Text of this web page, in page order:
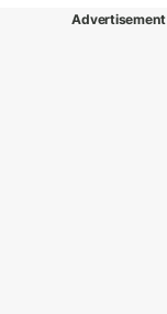
Advertisement